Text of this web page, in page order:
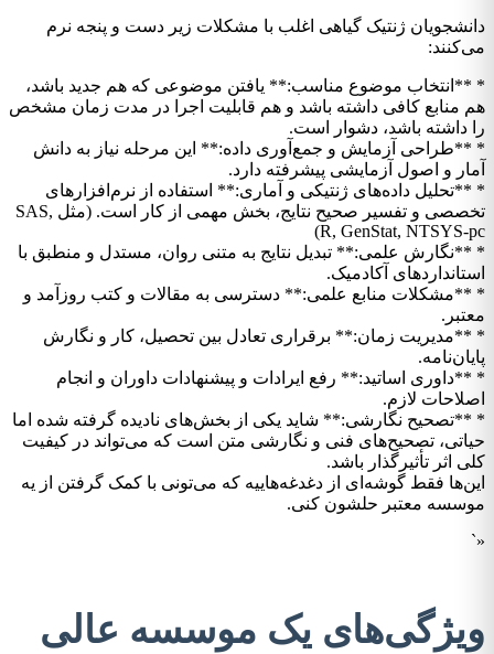
دانشجویان ژنتیک گیاهی اغلب با مشکلات زیر دست و پنجه نرم
می‌کنند:
* **انتخاب موضوع مناسب:** یافتن موضوعی که هم جدید باشد،
هم منابع کافی داشته باشد و هم قابلیت اجرا در مدت زمان مشخص
را داشته باشد، دشوار است.
* **طراحی آزمایش و جمع‌آوری داده:** این مرحله نیاز به دانش
آمار و اصول آزمایشی پیشرفته دارد.
* **تحلیل داده‌های ژنتیکی و آماری:** استفاده از نرم‌افزارهای
تخصصی و تفسیر صحیح نتایج، بخش مهمی از کار است. (مثل SAS,
R, GenStat, NTSYS-pc)
* **نگارش علمی:** تبدیل نتایج به متنی روان، مستدل و منطبق با
استانداردهای آکادمیک.
* **مشکلات منابع علمی:** دسترسی به مقالات و کتب روزآمد و
معتبر.
* **مدیریت زمان:** برقراری تعادل بین تحصیل، کار و نگارش
پایان‌نامه.
* **داوری اساتید:** رفع ایرادات و پیشنهادات داوران و انجام
اصلاحات لازم.
* **تصحیح نگارشی:** شاید یکی از بخش‌های نادیده گرفته شده اما
حیاتی، تصحیح‌های فنی و نگارشی متن است که می‌تواند در کیفیت
کلی اثر تأثیرگذار باشد.
این‌ها فقط گوشه‌ای از دغدغه‌هاییه که می‌تونی با کمک گرفتن از یه
موسسه معتبر حلشون کنی.
«`
ویژگی‌های یک موسسه عالی